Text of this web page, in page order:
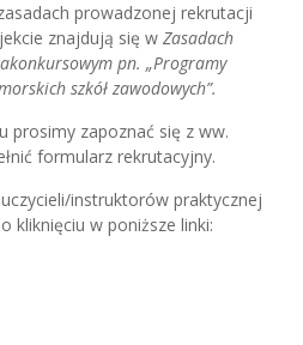
prowadzonej rekrutacji
znajdują się w Zasadach
pn. „Programy
szkół zawodowych”.
prosimy zapoznać się z ww.
formularz rekrutacyjny.
instruktorów praktycznej
kliknięciu w poniższe linki: